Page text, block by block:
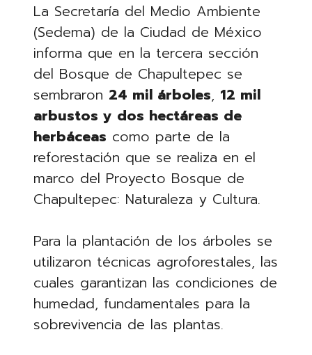
La Secretaría del Medio Ambiente
(Sedema) de la Ciudad de México
informa que en la tercera sección
del Bosque de Chapultepec se
sembraron 24 mil árboles, 12 mil
arbustos y dos hectáreas de
herbáceas como parte de la
reforestación que se realiza en el
marco del Proyecto Bosque de
Chapultepec: Naturaleza y Cultura.
Para la plantación de los árboles se
utilizaron técnicas agroforestales, las
cuales garantizan las condiciones de
humedad, fundamentales para la
sobrevivencia de las plantas.